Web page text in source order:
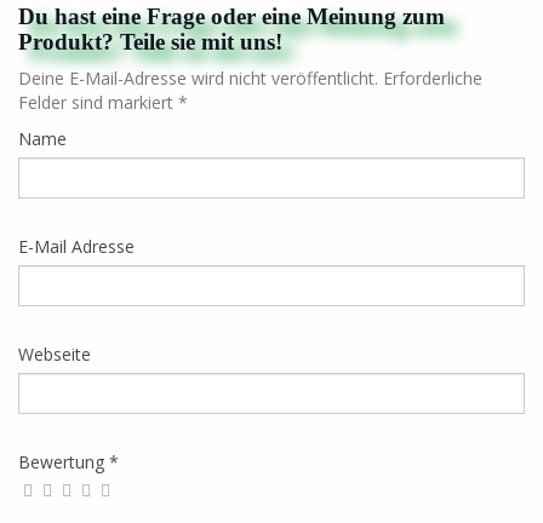
Du hast eine Frage oder eine Meinung zum
Produkt? Teile sie mit uns!
Deine E-Mail-Adresse wird nicht veröffentlicht. Erforderliche
Felder sind markiert *
Name
E-Mail Adresse
Webseite
Bewertung *